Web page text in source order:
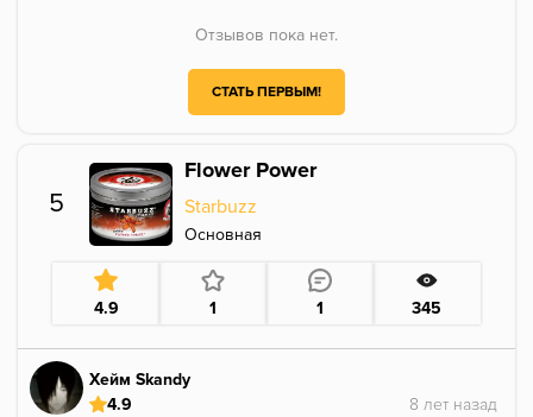
Отзывов пока нет.
СТАТЬ ПЕРВЫМ!
5
Flower Power
Starbuzz
Основная
4.9 1 1 345
Хейм Skandy
4.9